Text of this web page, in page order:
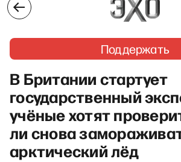
Поддержать
В Британии стартует
государственный
учёные хотят
ли снова
арктический лёд